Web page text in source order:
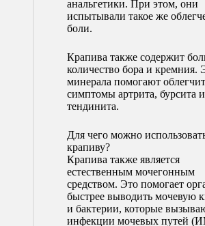
анальгетики. При этом, они
испытывали такое же
боли.
Крапива также содержит
количество бора и кремния.
минерала помогают
симптомы артрита, бурсита и
тендинита.
Для чего можно
крапиву?
Крапива также является
естественным мочегонным
средством. Это помогает
быстрее выводить мочевую
и бактерии, которые
инфекции мочевых путей